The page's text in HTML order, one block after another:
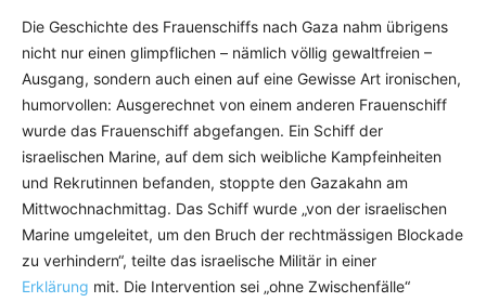
Die Geschichte des Frauenschiffs nach Gaza nahm übrigens
nicht nur einen glimpflichen – nämlich völlig gewaltfreien –
Ausgang, sondern auch einen auf eine Gewisse Art ironischen,
humorvollen: Ausgerechnet von einem anderen Frauenschiff
wurde das Frauenschiff abgefangen. Ein Schiff der
israelischen Marine, auf dem sich weibliche Kampfeinheiten
und Rekrutinnen befanden, stoppte den Gazakahn am
Mittwochnachmittag. Das Schiff wurde „von der israelischen
Marine umgeleitet, um den Bruch der rechtmässigen Blockade
zu verhindern“, teilte das israelische Militär in einer
Erklärung mit. Die Intervention sei „ohne Zwischenfälle“